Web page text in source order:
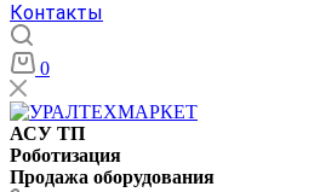
Контакты
0
АСУ ТП
Роботизация
Продажа оборудования